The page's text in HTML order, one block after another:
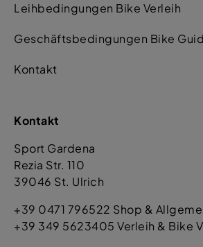
Leihbedingungen Bike Verleih
Geschäftsbedingungen Bike
Kontakt
Kontakt
Sport Gardena
Rezia Str. 110
39046 St. Ulrich
+39 0471 796522 Shop &
+39 349 5623405 Verleih & Bike